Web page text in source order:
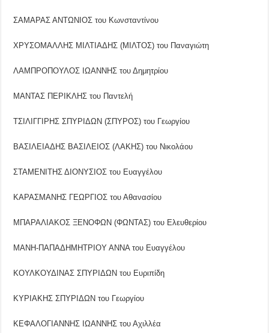
ΣΑΜΑΡΑΣ ΑΝΤΩΝΙΟΣ του Κωνσταντίνου
ΧΡΥΣΟΜΑΛΛΗΣ ΜΙΛΤΙΑΔΗΣ (ΜΙΛΤΟΣ) του Παναγιώτη
ΛΑΜΠΡΟΠΟΥΛΟΣ ΙΩΑΝΝΗΣ του Δημητρίου
ΜΑΝΤΑΣ ΠΕΡΙΚΛΗΣ του Παντελή
ΤΣΙΛΙΓΓΙΡΗΣ ΣΠΥΡΙΔΩΝ (ΣΠΥΡΟΣ) του Γεωργίου
ΒΑΣΙΛΕΙΑΔΗΣ ΒΑΣΙΛΕΙΟΣ (ΛΑΚΗΣ) του Νικολάου
ΣΤΑΜΕΝΙΤΗΣ ΔΙΟΝΥΣΙΟΣ του Ευαγγέλου
ΚΑΡΑΣΜΑΝΗΣ ΓΕΩΡΓΙΟΣ του Αθανασίου
ΜΠΑΡΑΛΙΑΚΟΣ ΞΕΝΟΦΩΝ (ΦΩΝΤΑΣ) του Ελευθερίου
ΜΑΝΗ-ΠΑΠΑΔΗΜΗΤΡΙΟΥ ΑΝΝΑ του Ευαγγέλου
ΚΟΥΛΚΟΥΔΙΝΑΣ ΣΠΥΡΙΔΩΝ του Ευριπίδη
ΚΥΡΙΑΚΗΣ ΣΠΥΡΙΔΩΝ του Γεωργίου
ΚΕΦΑΛΟΓΙΑΝΝΗΣ ΙΩΑΝΝΗΣ του Αχιλλέα